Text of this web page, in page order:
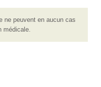
ne peuvent en aucun cas
médicale.